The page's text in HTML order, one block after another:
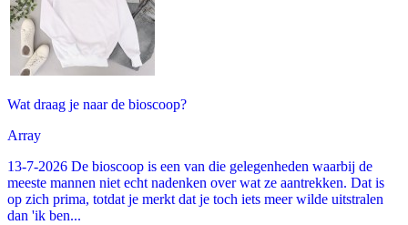
Wat draag je naar de bioscoop?
Array
13-7-2026 De bioscoop is een van die gelegenheden waarbij de
meeste mannen niet echt nadenken over wat ze aantrekken. Dat is
op zich prima, totdat je merkt dat je toch iets meer wilde uitstralen
dan 'ik ben...